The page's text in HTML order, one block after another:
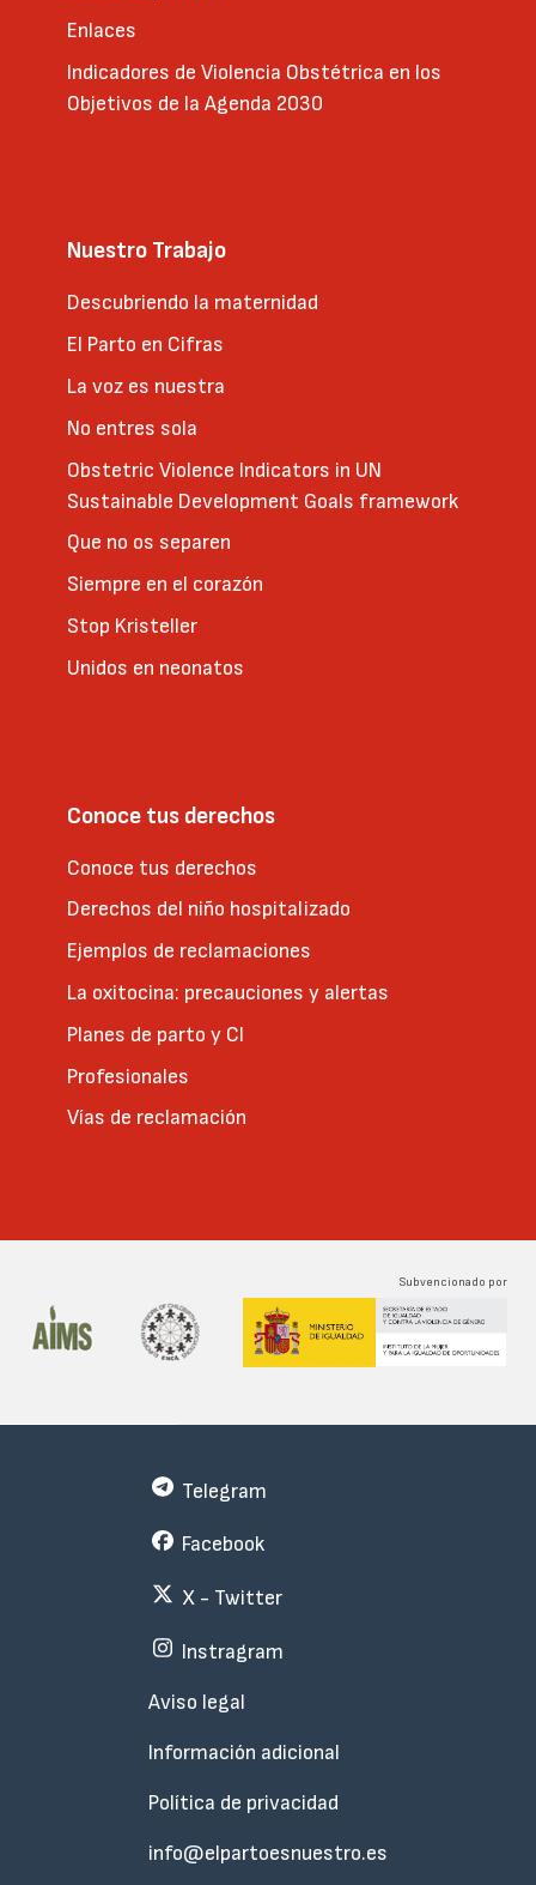
Enlaces
Indicadores de Violencia Obstétrica en los
Objetivos de la Agenda 2030
Nuestro Trabajo
Descubriendo la maternidad
El Parto en Cifras
La voz es nuestra
No entres sola
Obstetric Violence Indicators in UN
Sustainable Development Goals framework
Que no os separen
Siempre en el corazón
Stop Kristeller
Unidos en neonatos
Conoce tus derechos
Conoce tus derechos
Derechos del niño hospitalizado
Ejemplos de reclamaciones
La oxitocina: precauciones y alertas
Planes de parto y CI
Profesionales
Vías de reclamación
Subvencionado por
Subfooter
Telegram
Facebook
X - Twitter
Instragram
Aviso legal
Información adicional
Política de privacidad
info@elpartoesnuestro.es